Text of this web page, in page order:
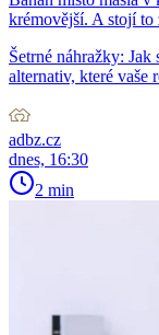
krémovější. A stojí to
Šetrné náhražky:
alternativ, které vaše
adbz.cz
dnes, 16:30
2 min